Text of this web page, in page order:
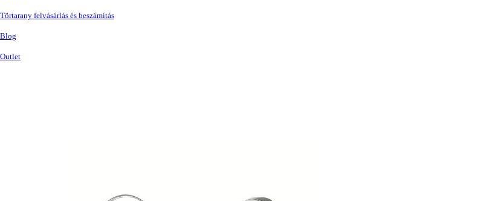
Törtarany felvásárlás és beszámítás
Blog
Outlet